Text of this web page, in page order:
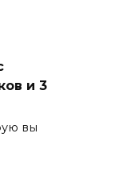
и 3
вы